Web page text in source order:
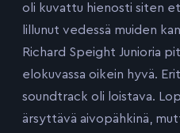
oli kuvattu hienosti siten
lillunut vedessä muiden
Richard Speight Junioria
elokuvassa oikein hyvä.
soundtrack oli loistava.
ärsyttävä aivopähkinä,